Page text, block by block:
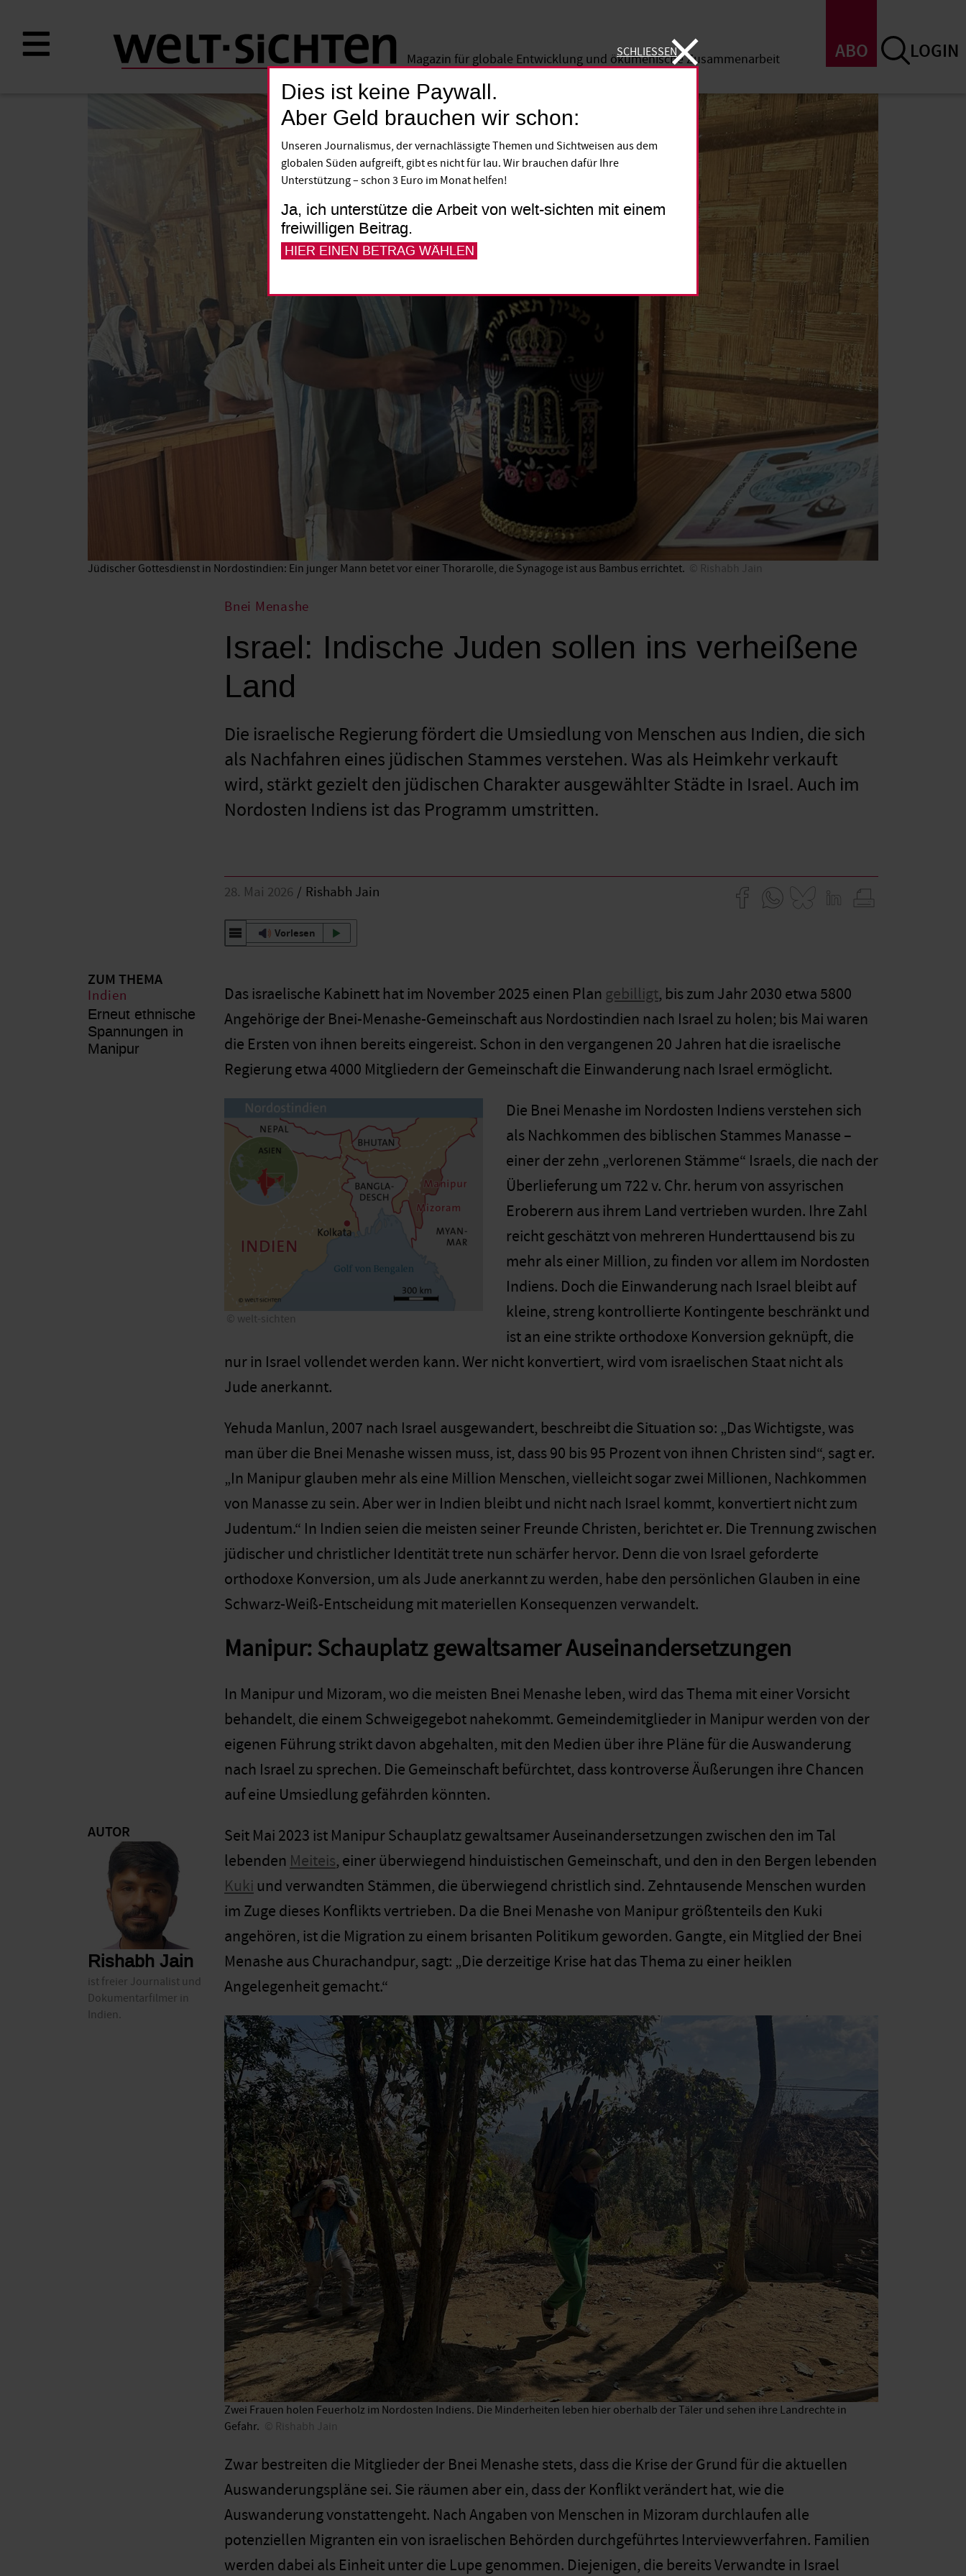
Inhalt
ABO LOGIN
Magazin für globale Entwicklung und ökumenische Zusammenarbeit
Jüdischer Gottesdienst in Nordostindien: Ein junger Mann betet vor einer Thorarolle, die Synagoge ist aus Bambus errichtet. Rishabh Jain
Bnei Menashe
Israel: Indische Juden sollen ins verheißene
Land
Die israelische Regierung fördert die Umsiedlung von Menschen aus Indien, die sich
als Nachfahren eines jüdischen Stammes ver­stehen. Was als Heimkehr verkauft
wird, stärkt gezielt den jüdischen Charakter ausgewählter Städte in Israel. Auch im
Nordosten Indiens ist das Programm umstritten.
ZUM THEMA
Indien
Erneut ethnische
Spannungen in
Manipur
28. Mai 2026 Rishabh Jain
Vorlesen
Das israelische Kabinett hat im November 2025 einen Plan gebilligt, bis zum Jahr 2030 etwa 5800
Angehörige der Bnei-Menashe-Gemeinschaft aus Nordostindien nach Israel zu holen; bis Mai waren
die Ersten von ihnen bereits eingereist. Schon in den vergangenen 20 Jahren hat die israelische
Regierung etwa 4000 Mitgliedern der Gemeinschaft die Einwanderung nach Israel ermöglicht.
welt-sichten
Die Bnei Menashe im Nordosten Indiens verstehen sich
als Nachkommen des biblischen Stammes Manasse –
einer der zehn „verlorenen Stämme“ Israels, die nach der
Überlieferung um 722 v. Chr. herum von assyrischen
Eroberern aus ihrem Land vertrieben wurden. Ihre Zahl
reicht geschätzt von mehreren Hunderttausend bis zu
mehr als einer Million, zu finden vor allem im Nordosten
Indiens. Doch die Einwanderung nach Israel bleibt auf
kleine, streng kontrollierte Kontingente beschränkt und
ist an eine strikte orthodoxe Konversion geknüpft, die
nur in Israel vollendet werden kann. Wer nicht konvertiert, wird vom israelischen Staat nicht als
Jude anerkannt.
Yehuda Manlun, 2007 nach Israel ausgewandert, beschreibt die Situation so: „Das Wichtigste, was
man über die Bnei Menashe wissen muss, ist, dass 90 bis 95 Prozent von ihnen Christen sind“, sagt er.
„In Manipur glauben mehr als eine Million Menschen, vielleicht sogar zwei Millionen, Nachkommen
von Manasse zu sein. Aber wer in Indien bleibt und nicht nach Israel kommt, konvertiert nicht zum
Judentum.“ In Indien seien die meisten seiner Freunde Christen, berichtet er. Die Trennung zwischen
jüdischer und christlicher Identität trete nun schärfer hervor. Denn die von Israel geforderte
orthodoxe Konversion, um als Jude anerkannt zu werden, habe den persönlichen Glauben in eine
Schwarz-Weiß-Entscheidung mit materiellen Konsequenzen verwandelt.
Manipur: Schauplatz gewaltsamer Auseinandersetzungen
In Manipur und Mizoram, wo die meisten Bnei Menashe leben, wird das Thema mit einer Vorsicht
behandelt, die einem Schweigegebot nahekommt. Gemeindemitglieder in Manipur werden von der
eigenen Führung strikt davon abgehalten, mit den Medien über ihre Pläne für die Auswanderung
nach Israel zu sprechen. Die Gemeinschaft befürchtet, dass kontroverse Äußerungen ihre Chancen
auf eine Umsiedlung gefährden könnten.
AUTOR
Rishabh Jain
ist freier Journalist und
Dokumentarfilmer in
Indien.
Seit Mai 2023 ist Manipur Schauplatz gewaltsamer Auseinandersetzungen zwischen den im Tal
lebenden Meiteis, einer überwiegend hinduistischen Gemeinschaft, und den in den Bergen lebenden
Kuki und verwandten Stämmen, die überwiegend christlich sind. Zehntausende Menschen wurden
im Zuge dieses Konflikts vertrieben. Da die Bnei Menashe von Manipur größtenteils den Kuki
angehören, ist die Migration zu einem brisanten Politikum geworden. Gangte, ein Mitglied der Bnei
Menashe aus Churachandpur, sagt: „Die derzeitige Krise hat das Thema zu einer heiklen
Angelegenheit gemacht.“
Zwei Frauen holen Feuerholz im Nordosten Indiens. Die Minderheiten leben hier oberhalb der Täler und sehen ihre Landrechte in
Gefahr.
Rishabh Jain
Zwar bestreiten die Mitglieder der Bnei Menashe stets, dass die Krise der Grund für die aktuellen
Auswanderungspläne sei. Sie räumen aber ein, dass der Konflikt verändert hat, wie die
Auswanderung vonstattengeht. Nach Angaben von Menschen in Mizoram durchlaufen alle
potenziellen Migranten ein von israelischen Behörden durchgeführtes Interviewverfahren. Familien
werden dabei als Einheit unter die Lupe genommen. Diejenigen, die bereits Verwandte in Israel
SCHLIESSEN
Dies ist keine Paywall.
Aber Geld brauchen wir schon:
Unseren Journalismus, der vernachlässigte Themen und Sichtweisen aus dem
globalen Süden aufgreift, gibt es nicht für lau. Wir brauchen dafür Ihre
Unterstützung – schon 3 Euro im Monat helfen!
Ja, ich unterstütze die Arbeit von welt-sichten mit einem
freiwilligen Beitrag.
HIER EINEN BETRAG WÄHLEN